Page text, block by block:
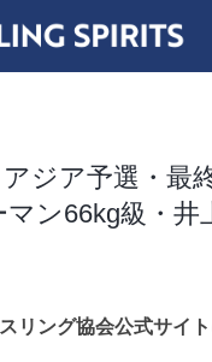
アジア予選・最
ン66kg級・井
リング協会公式サイ